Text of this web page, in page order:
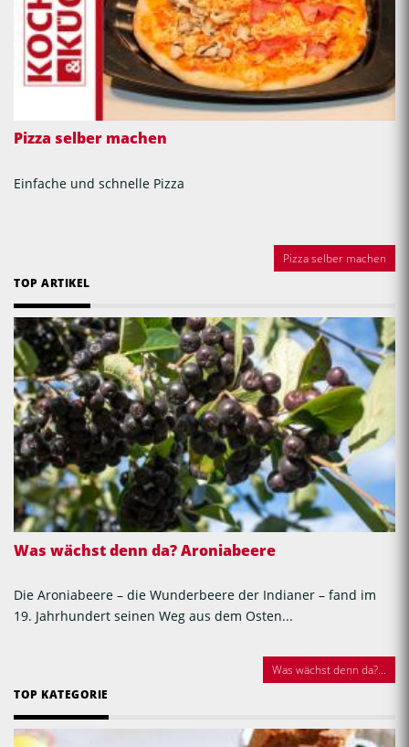
Pizza selber machen
Einfache und schnelle Pizza
Pizza selber machen
TOP ARTIKEL
Was wächst denn da? Aroniabeere
Die Aroniabeere – die Wunderbeere der Indianer – fand im
19. Jahrhundert seinen Weg aus dem Osten...
Was wächst denn da?...
TOP KATEGORIE